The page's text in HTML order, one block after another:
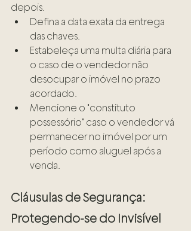
depois.
Defina a data exata da entrega
das chaves.
Estabeleça uma multa diária para
o caso de o vendedor não
desocupar o imóvel no prazo
acordado.
Mencione o "constituto
possessório" caso o vendedor vá
permanecer no imóvel por um
período como aluguel após a
venda.
Cláusulas de Segurança:
Protegendo-se do Invisível